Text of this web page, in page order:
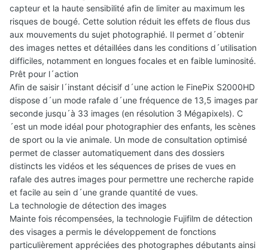
capteur et la haute sensibilité afin de limiter au maximum les
risques de bougé. Cette solution réduit les effets de flous dus
aux mouvements du sujet photographié. Il permet d´obtenir
des images nettes et détaillées dans les conditions d´utilisation
difficiles, notamment en longues focales et en faible luminosité.
Prêt pour l´action
Afin de saisir l´instant décisif d´une action le FinePix S2000HD
dispose d´un mode rafale d´une fréquence de 13,5 images par
seconde jusqu´à 33 images (en résolution 3 Mégapixels). C
´est un mode idéal pour photographier des enfants, les scènes
de sport ou la vie animale. Un mode de consultation optimisé
permet de classer automatiquement dans des dossiers
distincts les vidéos et les séquences de prises de vues en
rafale des autres images pour permettre une recherche rapide
et facile au sein d´une grande quantité de vues.
La technologie de détection des images
Mainte fois récompensées, la technologie Fujifilm de détection
des visages a permis le développement de fonctions
particulièrement appréciées des photographes débutants ainsi